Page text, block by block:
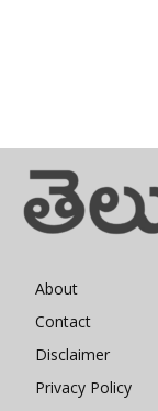
About
Contact
Disclaimer
Privacy Policy